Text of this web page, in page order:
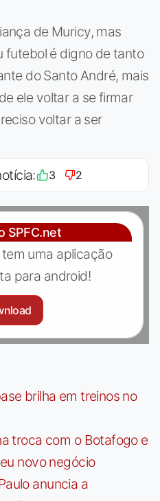
de Muricy, mas
futebol é digno de tanto
do Santo André, mais
ele voltar a se firmar
voltar a ser
3 2
SPFC.net
tem uma aplicação
para android!
brilha em treinos no
troca com o Botafogo e
novo negócio
anuncia a